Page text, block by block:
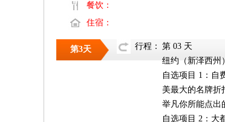
餐饮：
住宿：
第3天 行程： 第 03 天
纽约（新泽西州
自选项目 1：自
美最大的名牌折
举凡你所能点出
自选项目 2：大